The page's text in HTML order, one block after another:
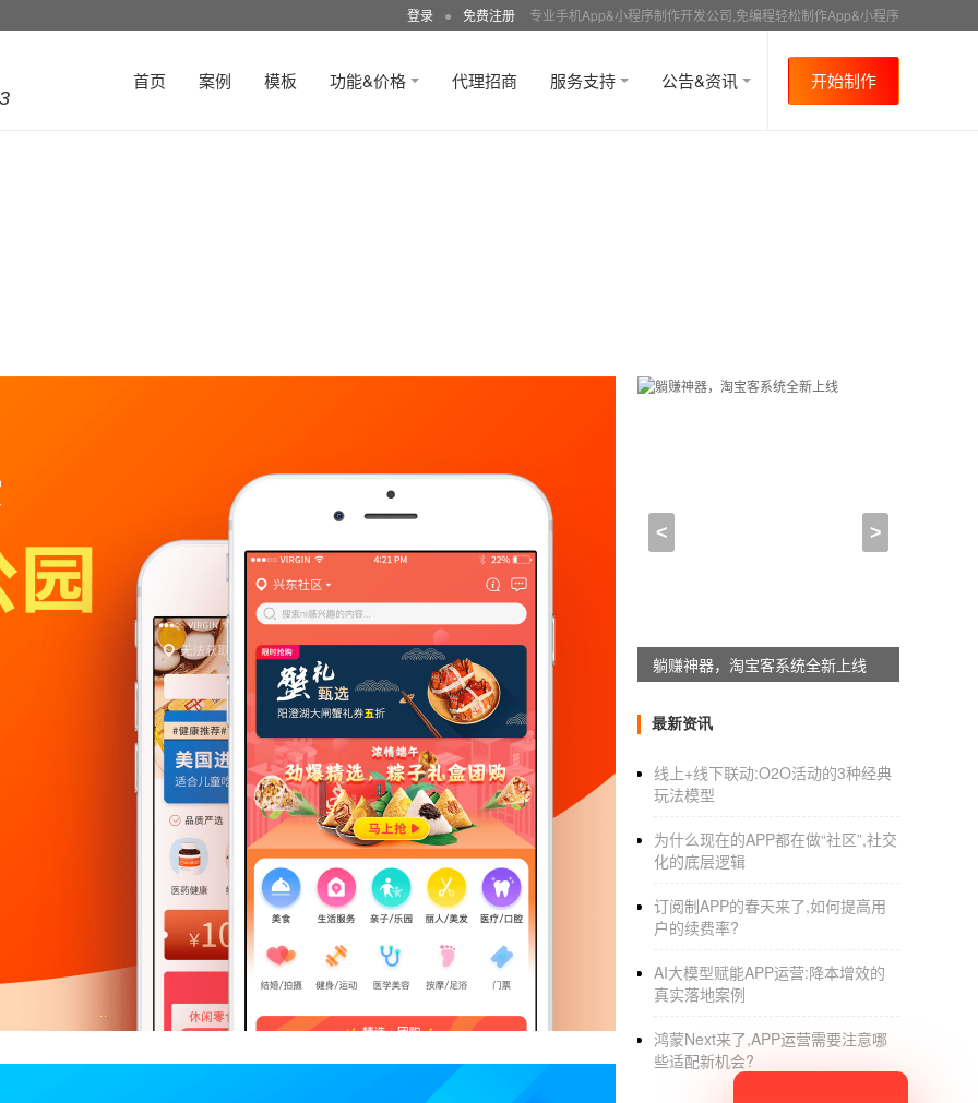
登录 ● 免费注册 专业手机App&小程序制作开发公司,免编程轻松制作App&小程序
首页 案例 模板 功能&价格 代理招商 服务支持 公告&资讯 开始制作
2022-11-12 23:00:00
1，而小程序也是基于微信。客户群不需要转
2.我想和传统的朋友圈对比一下。通过小程
3.更优化的购买体验。通过微信商家小程序
4.相比朋友圈信息的传统图文，通过小程序
5.二维码，参数小程序功能，方便好渠道分销。
小程序定制开发
< >
躺赚神器，淘宝客系统全新上线
最新资讯
线上+线下联动:O2O活动的3种经典
玩法模型
为什么现在的APP都在做“社区”,社交
化的底层逻辑
订阅制APP的春天来了,如何提高用
户的续费率?
AI大模型赋能APP运营:降本增效的
真实落地案例
鸿蒙Next来了,APP运营需要注意哪
些适配新机会?